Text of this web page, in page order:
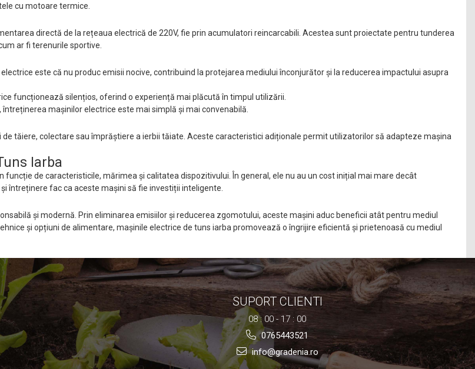
cu motoare termice.
directă de la rețeaua electrică de 220V, fie prin acumulatori reincarcabili. Acestea sunt proiectate pentru tunderea
ar fi terenurile sportive.
este că nu produc emisii nocive, contribuind la protejarea mediului înconjurător și la reducerea impactului asupra
funcționează silențios, oferind o experiență mai plăcută în timpul utilizării.
mașinilor electrice este mai simplă și mai convenabilă.
tăiere, colectare sau împrăștiere a ierbii tăiate. Aceste caracteristici adiționale permit utilizatorilor să adapteze mașina
Iarba
funcție de caracteristicile, mărimea și calitatea dispozitivului. În general, ele nu au un cost inițial mai mare decât
întreținere fac ca aceste mașini să fie investiții inteligente.
și modernă. Prin eliminarea emisiilor și reducerea zgomotului, aceste mașini aduc beneficii atât pentru mediul
și opțiuni de alimentare, mașinile electrice de tuns iarba promovează o îngrijire eficientă și prietenoasă cu mediul
SUPORT CLIENTI
08 : 00 - 17 : 00
0765443521
info@gradenia.ro